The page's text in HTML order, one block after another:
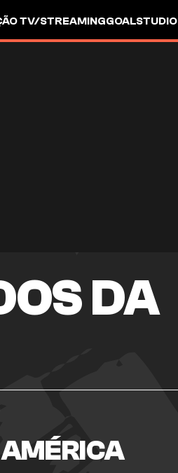
TV/STREAMINGGOALSTUDIO
DA